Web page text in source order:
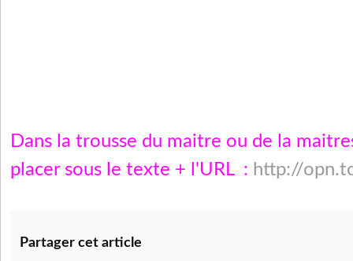
Dans la trousse du maitre ou de la
placer sous le texte + l'URL : http://
Partager cet article